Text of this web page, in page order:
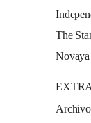
The
Novaya
Archivo